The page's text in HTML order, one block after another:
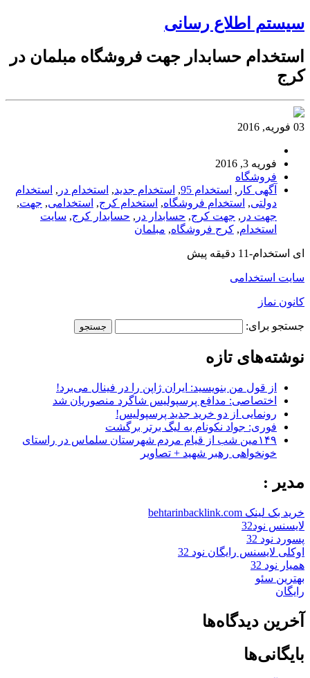
سیستم اطلاع رسانی
استخدام حسابدار جهت فروشگاه مبلمان در
کرج
03 فوریه, 2016
فوریه 3, 2016
فروشگاه
آگهی کار , استخدام 95 , استخدام جدید, استخدام در , استخدام
دولتی, استخدام فروشگاه, استخدام کرج, استخدامی, جهت,
جهت در , جهت کرج, حسابدار در , حسابدار کرج, سایت
استخدام, کرج فروشگاه, مبلمان
ای استخدام-11 دقیقه پیش
سایت استخدامی
کانون نماز
جستجو برای:
نوشته‌های تازه
از قول من بنویسید: ایران ژاپن را در فینال می‌برد!
اختصاصی: مدافع پرسپولیس شاگرد منصوریان شد
رونمایی از دو خرید جدید پرسپولیس!
فوری: جواد نکونام به لیگ برتر برگشت
۱۴۹مین شب از قیام مردم شهرستان سلماس در راستای
خونخواهی رهبر شهید + تصاویر
مدیر :
خرید بک لینک behtarinbacklink.com
لایسنس نود32
پسورد نود 32
اوکلی لایسنس رایگان نود 32
همیار نود 32
بهترین سئو
رایگان
آخرین دیدگاه‌ها
بایگانی‌ها